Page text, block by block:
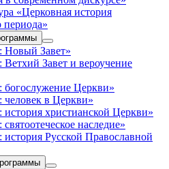
«Церковная история
периода»
Новый Завет»
Ветхий Завет и вероучение
богослужение Церкви»
человек в Церкви»
история христианской Церкви»
святоотеческое наследие»
история Русской Православной